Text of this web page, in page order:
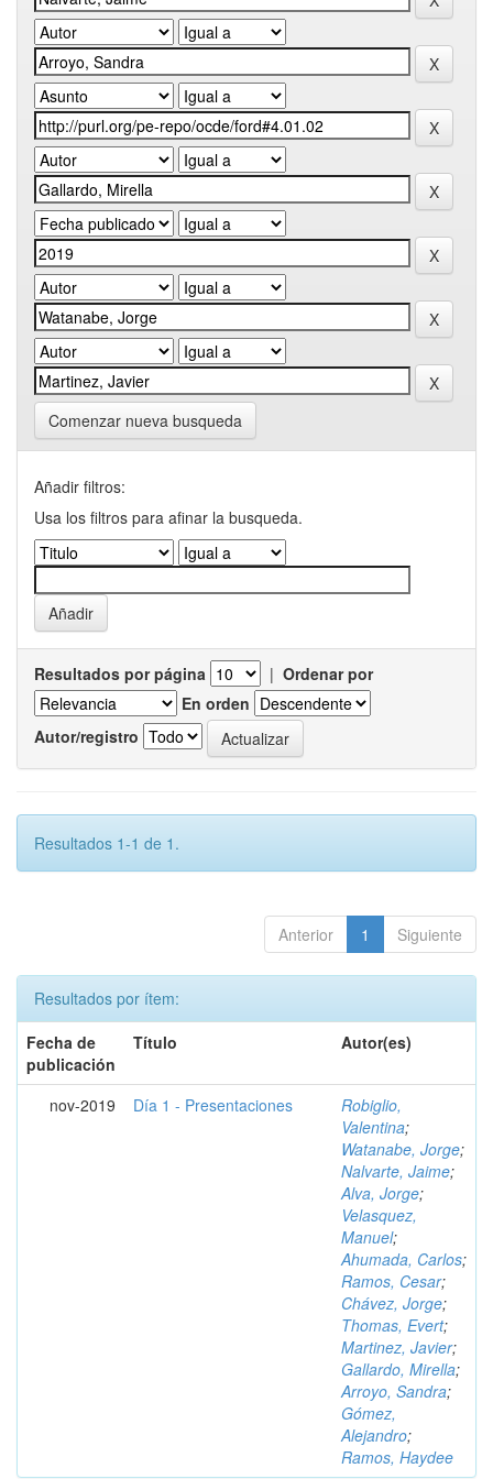
Comenzar nueva busqueda
Añadir filtros:
Usa los filtros para afinar la busqueda.
Resultados por página | Ordenar por
En orden
Autor/registro
Resultados 1-1 de 1.
Anterior 1 Siguiente
Resultados por ítem:
Fecha de
publicación
Título Autor(es)
nov-2019 Día 1 - Presentaciones
Robiglio,
Valentina;
Watanabe, Jorge;
Nalvarte, Jaime;
Alva, Jorge;
Velasquez,
Manuel;
Ahumada, Carlos;
Ramos, Cesar;
Chávez, Jorge;
Thomas, Evert;
Martinez, Javier;
Gallardo, Mirella;
Arroyo, Sandra;
Gómez,
Alejandro;
Ramos, Haydee